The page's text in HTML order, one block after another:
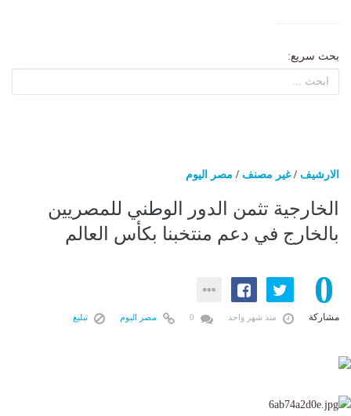
بحث سريع:
الارشيف /غير مصنف / مصر اليوم
الخارجية تثمن الدور الوطني للمصريين
بالخارج في دعم منتخبنا بكأس العالم
0
مشاركة منذ شهر واحد مصر اليوم تبليغ